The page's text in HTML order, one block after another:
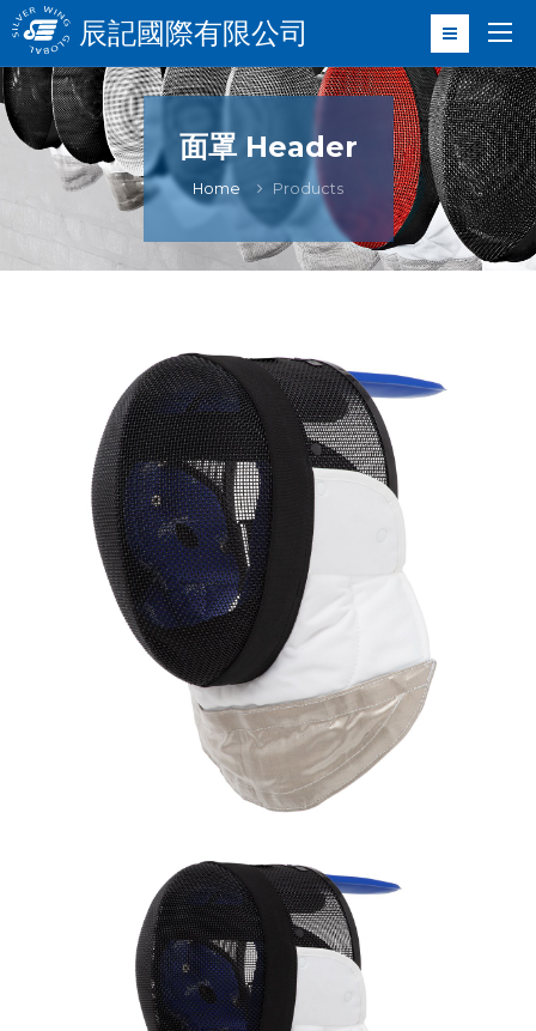
辰記國際有限公司
面罩 Header
Home Products